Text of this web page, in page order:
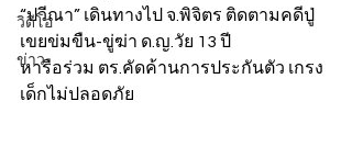
วิดีโอ
ข่าว
“ปวีณา” เดินทางไป จ.พิจิตร ติดตามคดีปู่
เขยข่มขืน-ขู่ฆ่า ด.ญ.วัย 13 ปี
หารือร่วม ตร.คัดค้านการประกันตัว เกรง
เด็กไม่ปลอดภัย